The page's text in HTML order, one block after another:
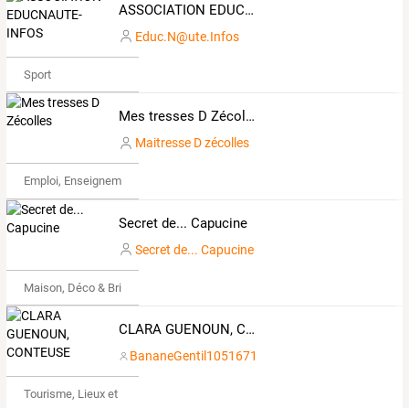
ASSOCIATION EDUCNAUTE-INFOS
Educ.N@ute.Infos
Sport
Mes tresses D Zécolles
Maitresse D zécolles
Emploi, Enseignement & Etudes
Secret de... Capucine
Secret de... Capucine
Maison, Déco & Bricolage
CLARA GUENOUN, CONTEUSE
BananeGentil1051671
Tourisme, Lieux et Événements